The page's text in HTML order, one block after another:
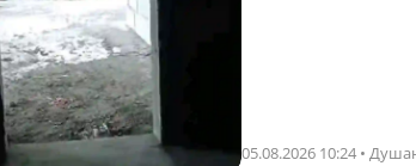
05.08.2026 10:24 •